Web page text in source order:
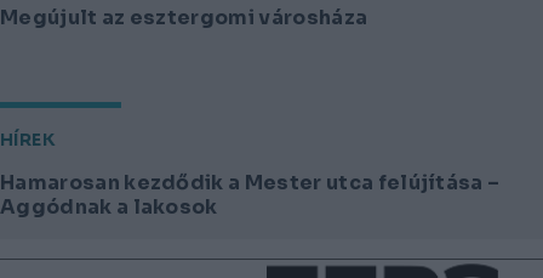
Megújult az esztergomi városháza
HÍREK
Hamarosan kezdődik a Mester utca felújítása –
Aggódnak a lakosok
Lábléc